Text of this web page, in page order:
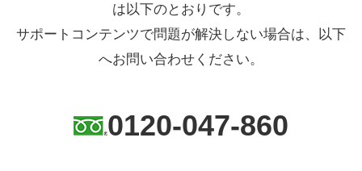
は以下のとおりです。
サポートコンテンツで問題が解決しない場合は、以下
へお問い合わせください。
0120-047-860